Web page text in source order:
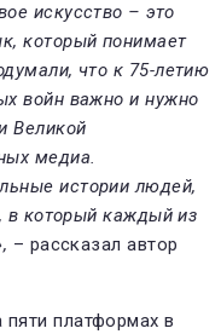
искусство – это
который понимает
что к 75-летию
войн важно и нужно
Великой
медиа.
истории людей,
в который каждый из
– рассказал автор
пяти платформах в